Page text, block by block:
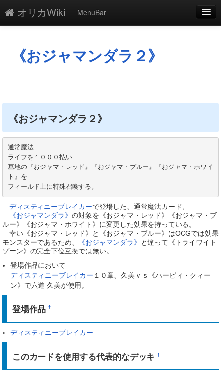
オリカWiki
MenuBar
添付
一覧
単語検索
《おジャマンダラ２》
《おジャマンダラ２》†
通常魔法
ライフを１０００払い
墓地の『おジャマ・レッド』『おジャマ・ブルー』『おジャマ・ホワイ
ト』を
フィールド上に特殊召喚する。
ディスティニーブレイカーで登場した、通常魔法カード。
《おジャマンダラ》 の対象を《おジャマ・レッド》《おジャマ・ブ
ルー》《おジャマ・ホワイト》に変更した効果を持っている。
幸い《おジャマ・レッド》と《おジャマ・ブルー》はOCGでは効果
モンスターであるため、
《おジャマンダラ》
と違って《トライワイト
ゾーン》の完全下位互換では無い。
登場作品において
ディスティニーブレイカー １０章、久美ｖｓ《ハーピィ・クィー
ン》で六道 久美が使用。
登場作品†
ディスティニーブレイカー
このカードを使用する代表的なデッキ†